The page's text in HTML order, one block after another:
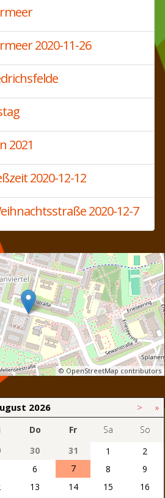
2020-11-26
2021
2020-12-12
2020-12-7
© OpenStreetMap contributors
2026 > »
Do Fr Sa
So
30 31 1
2
6 7 8
9
13 14 15
16